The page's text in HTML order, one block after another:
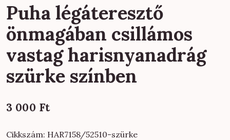
Puha légáteresztő
önmagában csillámos
vastag harisnyanadrág
szürke színben
3 000 Ft
Cikkszám: HAR7158/52510-szürke